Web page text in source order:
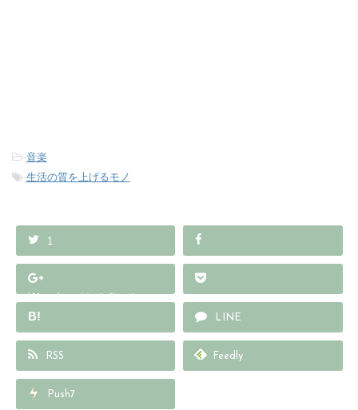
-音楽
-生活の質を上げるモノ
1
Warning: Undefined array
key "Google+" in
/home/wp578429/cul-
into.com/public_html/wp
-content/plugins/sns-
count-cache/sns-count-
B! LINE
RSS Feedly
Push7